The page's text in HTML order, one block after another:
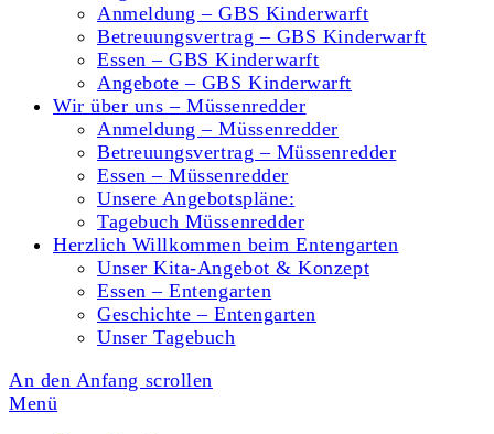
Anmeldung – GBS Kinderwarft
Betreuungsvertrag – GBS Kinderwarft
Essen – GBS Kinderwarft
Angebote – GBS Kinderwarft
Wir über uns – Müssenredder
Anmeldung – Müssenredder
Betreuungsvertrag – Müssenredder
Essen – Müssenredder
Unsere Angebotspläne:
Tagebuch Müssenredder
Herzlich Willkommen beim Entengarten
Unser Kita-Angebot & Konzept
Essen – Entengarten
Geschichte – Entengarten
Unser Tagebuch
An den Anfang scrollen
Menü